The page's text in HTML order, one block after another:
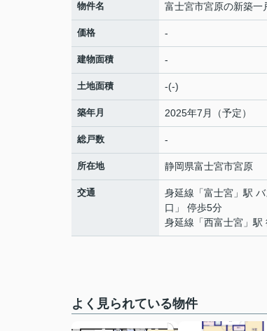
物件名 富士宮市宮原の新築一
価格 -
建物面積 -
土地面積 -(-)
築年月 2025年7月（予定）
総戸数 -
所在地 静岡県富士宮市宮原
交通 身延線 「富士宮 」駅
口」 停歩5分
身延線 「西富士宮 」
よく見られている物件